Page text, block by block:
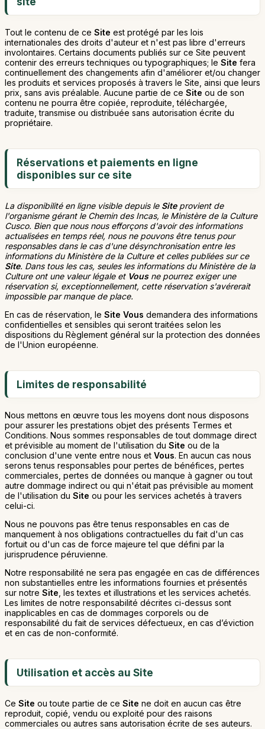
Tout le contenu de ce Site est protégé par les lois
internationales des droits d'auteur et n'est pas libre d'erreurs
involontaires. Certains documents publiés sur ce Site peuvent
contenir des erreurs techniques ou typographiques; le Site fera
continuellement des changements afin d'améliorer et/ou changer
les produits et services proposés à travers le Site, ainsi que leurs
prix, sans avis préalable. Aucune partie de ce Site ou de son
contenu ne pourra être copiée, reproduite, téléchargée,
traduite, transmise ou distribuée sans autorisation écrite du
propriétaire.
Réservations et paiements en ligne
disponibles sur ce site
La disponibilité en ligne visible depuis le Siteprovient de
l'organisme gérant le Chemin des Incas, le Ministère de la Culture
Cusco. Bien que nous nous efforçons d'avoir des informations
actualisées en temps réel, nous ne pouvons être tenus pour
responsables dans le cas d'une désynchronisation entre les
informations du Ministère de la Culture et celles publiées sur ce
Site. Dans tous les cas, seules les informations du Ministère de la
Culture ont une valeur légale et Vousne pourrez exiger une
réservation si, exceptionnellement, cette réservation s'avérerait
impossible par manque de place.
En cas de réservation, le Site Vous demandera des informations
confidentielles et sensibles qui seront traitées selon les
dispositions du Règlement général sur la protection des données
de l'Union européenne.
Limites de responsabilité
Nous mettons en œuvre tous les moyens dont nous disposons
pour assurer les prestations objet des présents Termes et
Conditions. Nous sommes responsables de tout dommage direct
et prévisible au moment de l'utilisation du Site ou de la
conclusion d'une vente entre nous et Vous. En aucun cas nous
serons tenus responsables pour pertes de bénéfices, pertes
commerciales, pertes de données ou manque à gagner ou tout
autre dommage indirect ou qui n'était pas prévisible au moment
de l'utilisation du Site ou pour les services achetés à travers
celui-ci.
Nous ne pouvons pas être tenus responsables en cas de
manquement à nos obligations contractuelles du fait d'un cas
fortuit ou d'un cas de force majeure tel que défini par la
jurisprudence péruvienne.
Notre responsabilité ne sera pas engagée en cas de différences
non substantielles entre les informations fournies et présentés
sur notre Site , les textes et illustrations et les services achetés.
Les limites de notre responsabilité décrites ci-dessus sont
inapplicables en cas de dommages corporels ou de
responsabilité du fait de services défectueux, en cas d’éviction
et en cas de non-conformité.
Utilisation et accès au Site
Ce Site ou toute partie de ce Site ne doit en aucun cas être
reproduit, copié, vendu ou exploité pour des raisons
commerciales ou autres sans autorisation écrite de ses auteurs.